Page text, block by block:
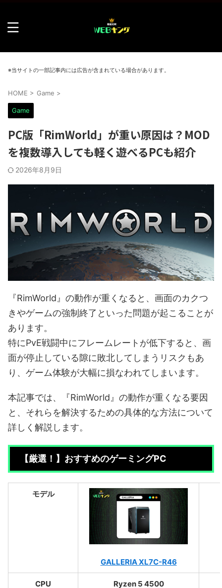
※当サイトの一部記事内には広告が含まれている場合があります。
HOME > Game >
Game
PC版「RimWorld」が重い原因は？MOD
を複数導入しても軽く遊べるPCも紹介
2026年8月9日
『RimWorld』の動作が重くなると、画面のカクつ
きやゲームの強制終了といった問題が起こることが
あります。
特にPvE戦闘中にフレームレートが低下すると、画
面が停止している隙に敗北してしまうリスクもあ
り、ゲーム体験が大幅に損なわれてしまいます。
本記事では、『RimWorld』の動作が重くなる要因
と、それらを解決するための具体的な方法について
詳しく解説します。
【厳選！】おすすめのゲーミングPC
モデル
GALLERIA XL7C-R46
CPU Ryzen 5 4500